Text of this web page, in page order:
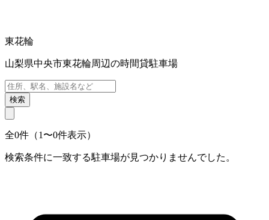
東花輪
山梨県中央市東花輪周辺の時間貸駐車場
検索
全0件（1〜0件表示）
検索条件に一致する駐車場が見つかりませんでした。